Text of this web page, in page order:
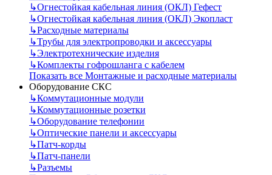
↳Огнестойкая кабельная линия (ОКЛ) Гефест
↳Огнестойкая кабельная линия (ОКЛ) Экопласт
↳Расходные материалы
↳Трубы для электропроводки и аксессуары
↳Электротехнические изделия
↳Комплекты гофрошланга с кабелем
Показать все Монтажные и расходные материалы
Оборудование СКС
↳Коммутационные модули
↳Коммутационные розетки
↳Оборудование телефонии
↳Оптические панели и аксессуары
↳Патч-корды
↳Патч-панели
↳Разъемы